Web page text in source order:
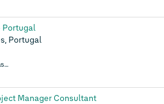
Portugal
Portugal
Manager Consultant